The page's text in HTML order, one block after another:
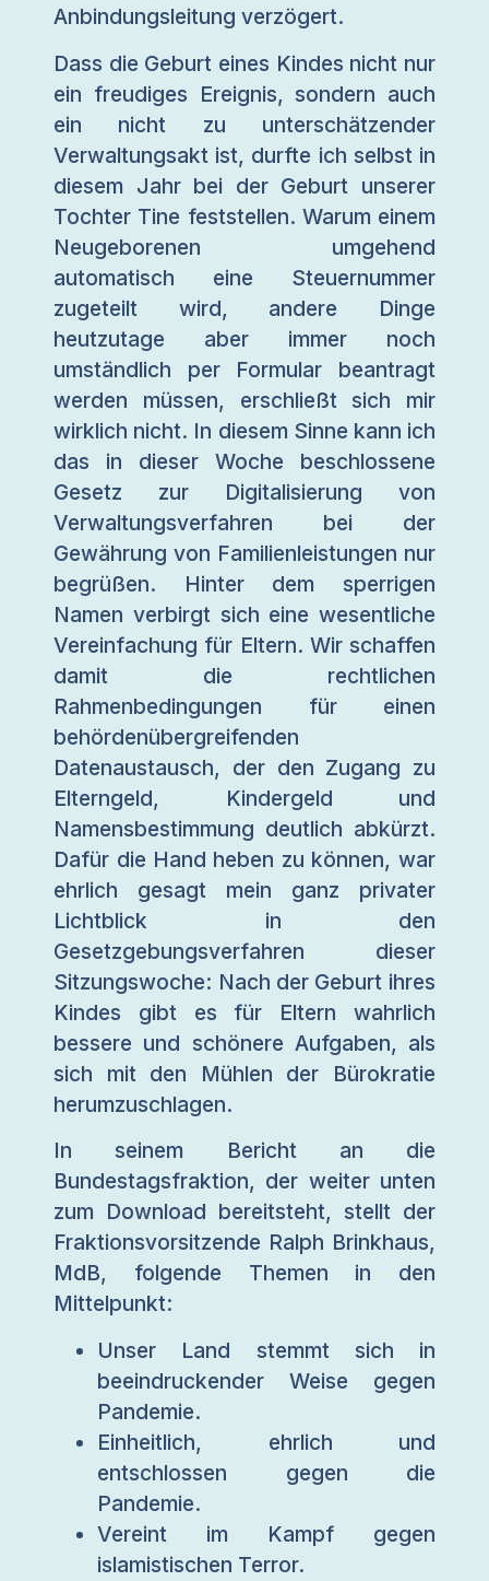
Anbindungsleitung verzögert.
Dass die Geburt eines Kindes nicht nur
ein freudiges Ereignis, sondern auch
ein nicht zu unterschätzender
Verwaltungsakt ist, durfte ich selbst in
diesem Jahr bei der Geburt unserer
Tochter Tine feststellen. Warum einem
Neugeborenen umgehend
automatisch eine Steuernummer
zugeteilt wird, andere Dinge
heutzutage aber immer noch
umständlich per Formular beantragt
werden müssen, erschließt sich mir
wirklich nicht. In diesem Sinne kann ich
das in dieser Woche beschlossene
Gesetz zur Digitalisierung von
Verwaltungsverfahren bei der
Gewährung von Familienleistungen nur
begrüßen. Hinter dem sperrigen
Namen verbirgt sich eine wesentliche
Vereinfachung für Eltern. Wir schaffen
damit die rechtlichen
Rahmenbedingungen für einen
behördenübergreifenden
Datenaustausch, der den Zugang zu
Elterngeld, Kindergeld und
Namensbestimmung deutlich abkürzt.
Dafür die Hand heben zu können, war
ehrlich gesagt mein ganz privater
Lichtblick in den
Gesetzgebungsverfahren dieser
Sitzungswoche: Nach der Geburt ihres
Kindes gibt es für Eltern wahrlich
bessere und schönere Aufgaben, als
sich mit den Mühlen der Bürokratie
herumzuschlagen.
In seinem Bericht an die
Bundestagsfraktion, der weiter unten
zum Download bereitsteht, stellt der
Fraktionsvorsitzende Ralph Brinkhaus,
MdB, folgende Themen in den
Mittelpunkt:
Unser Land stemmt sich in
beeindruckender Weise gegen
Pandemie.
Einheitlich, ehrlich und
entschlossen gegen die
Pandemie.
Vereint im Kampf gegen
islamistischen Terror.